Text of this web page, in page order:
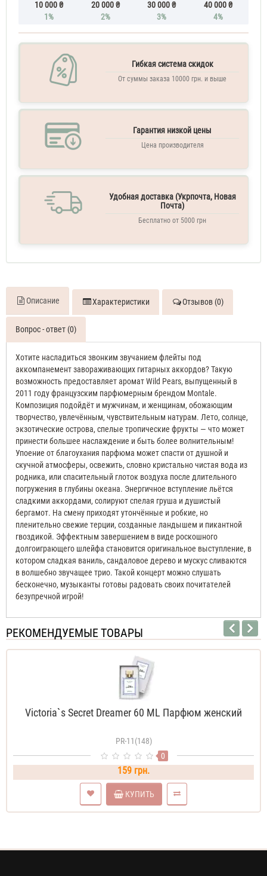
10 000 ₴
1%
20 000 ₴
2%
30 000 ₴
3%
40 000 ₴
4%
Гибкая система скидок
От суммы заказа 10000 грн. и выше
Гарантия низкой цены
Цена производителя
Удобная доставка (Укрпочта, Новая
Почта)
Бесплатно от 5000 грн
Описание Характеристики Отзывов (0)
Вопрос - ответ (0)
Хотите насладиться звонким звучанием флейты под
аккомпанемент завораживающих гитарных аккордов? Такую
возможность предоставляет аромат Wild Pears, выпущенный в
2011 году французским парфюмерным брендом Montale.
Композиция подойдёт и мужчинам, и женщинам, обожающим
творчество, увлечённым, чувствительным натурам. Лето, солнце,
экзотические острова, спелые тропические фрукты — что может
принести большее наслаждение и быть более волнительным!
Упоение от благоухания парфюма может спасти от душной и
скучной атмосферы, освежить, словно кристально чистая вода из
родника, или спасительный глоток воздуха после длительного
погружения в глубины океана. Энергичное вступление льётся
сладкими аккордами, солируют спелая груша и душистый
бергамот. На смену приходят утончённые и робкие, но
пленительно свежие терции, созданные ландышем и пикантной
гвоздикой. Эффектным завершением в виде роскошного
долгоиграющего шлейфа становится оригинальное выступление, в
котором сладкая ваниль, сандаловое дерево и мускус сливаются
в волшебно звучащее трио. Такой концерт можно слушать
бесконечно, музыканты готовы радовать своих почитателей
безупречной игрой!
РЕКОМЕНДУЕМЫЕ ТОВАРЫ
Victoria`s Secret Dreamer 60 ML Парфюм женский
PR-11(148)
0
159 грн.
КУПИТЬ